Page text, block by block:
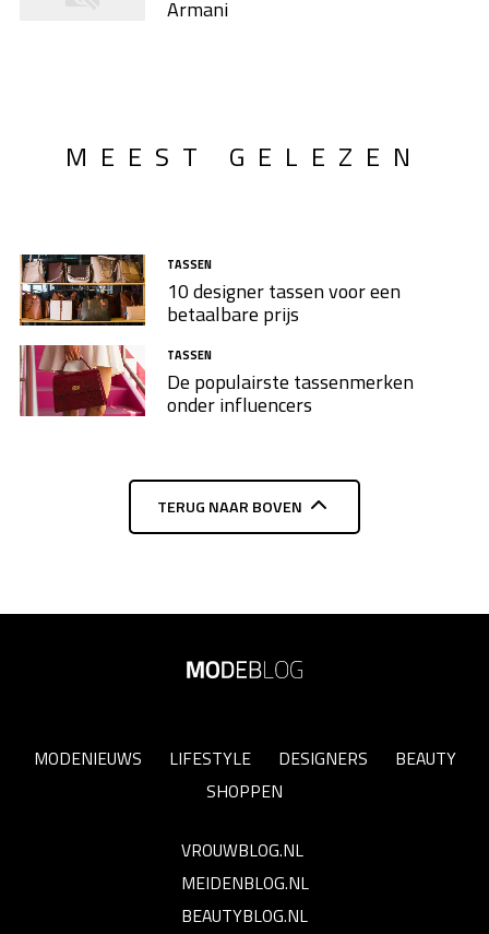
Armani
MEEST GELEZEN
TASSEN
10 designer tassen voor een
betaalbare prijs
TASSEN
De populairste tassenmerken
onder influencers
TERUG NAAR BOVEN
MODENIEUWS LIFESTYLE DESIGNERS
BEAUTY
SHOPPEN
VROUWBLOG.NL
MEIDENBLOG.NL
BEAUTYBLOG.NL